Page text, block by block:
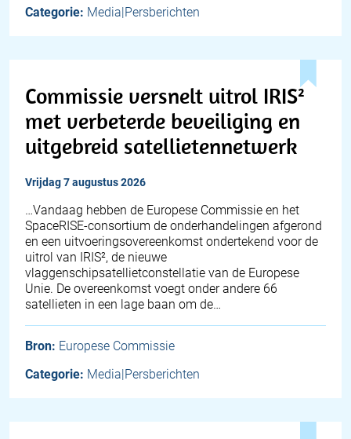
Categorie: Media|Persberichten
Commissie versnelt uitrol IRIS²
met verbeterde beveiliging en
uitgebreid satellietennetwerk
vrijdag 7 augustus 2026
…Vandaag hebben de Europese Commissie en het
SpaceRISE-consortium de onderhandelingen afgerond
en een uitvoeringsovereenkomst ondertekend voor de
uitrol van IRIS², de nieuwe
vlaggenschipsatellietconstellatie van de Europese
Unie. De overeenkomst voegt onder andere 66
satellieten in een lage baan om de…
Bron: Europese Commissie
Categorie: Media|Persberichten